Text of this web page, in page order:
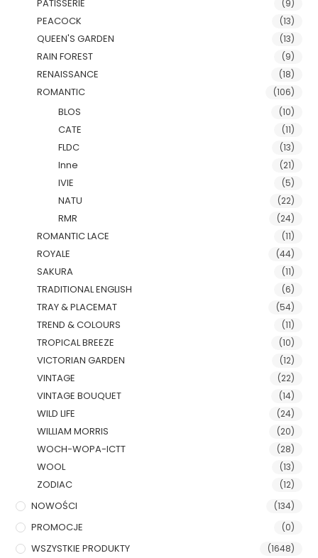
PATISSERIE (9)
PEACOCK (13)
QUEEN'S GARDEN (13)
RAIN FOREST (9)
RENAISSANCE (18)
ROMANTIC (106)
BLOS (10)
CATE (11)
FLDC (13)
Inne (21)
IVIE (5)
NATU (22)
RMR (24)
ROMANTIC LACE (11)
ROYALE (44)
SAKURA (11)
TRADITIONAL ENGLISH (6)
TRAY & PLACEMAT (54)
TREND & COLOURS (11)
TROPICAL BREEZE (10)
VICTORIAN GARDEN (12)
VINTAGE (22)
VINTAGE BOUQUET (14)
WILD LIFE (24)
WILLIAM MORRIS (20)
WOCH-WOPA-ICTT (28)
WOOL (13)
ZODIAC (12)
NOWOŚCI (134)
PROMOCJE (0)
WSZYSTKIE PRODUKTY (1648)